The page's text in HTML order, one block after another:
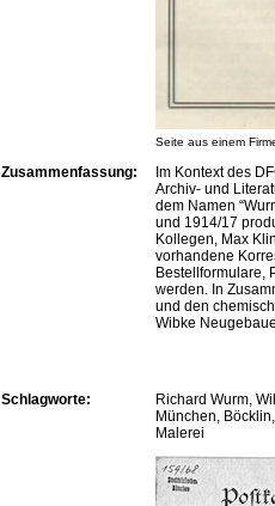
Seite aus einem
Zusammenfassung:
Im Kontext des
Archiv- und
dem Namen
und 1914/17
Kollegen, Max
vorhandene
Bestellformulare,
werden. In
und den
Wibke
Schlagworte:
Richard Wurm,
München,
Malerei